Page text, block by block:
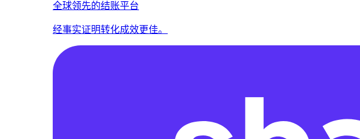
全球领先的结账平台
经事实证明转化成效更佳。